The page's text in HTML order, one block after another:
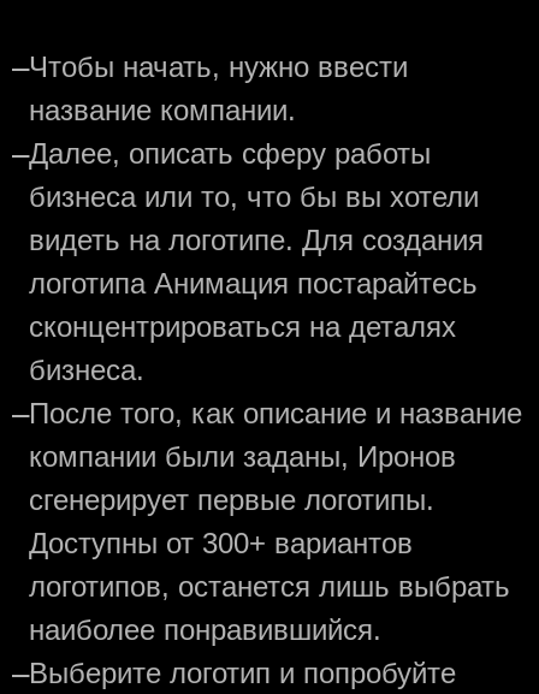
—Чтобы начать, нужно ввести
название компании.
—Далее, описать сферу работы
бизнеса или то, что бы вы хотели
видеть на логотипе. Для создания
логотипа Анимация постарайтесь
сконцентрироваться на деталях
бизнеса.
—После того, как описание и название
компании были заданы, Иронов
сгенерирует первые логотипы.
Доступны от 300+ вариантов
логотипов, останется лишь выбрать
наиболее понравившийся.
—Выберите логотип и попробуйте